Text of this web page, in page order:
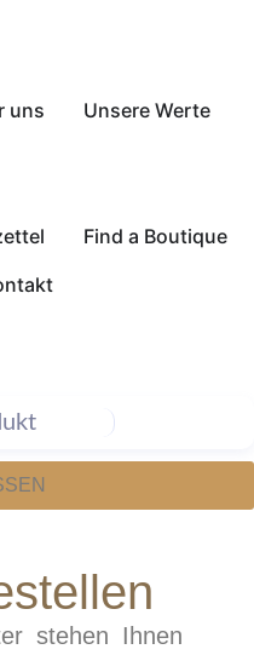
uns
Unsere Werte
Find a Boutique
stehen Ihnen